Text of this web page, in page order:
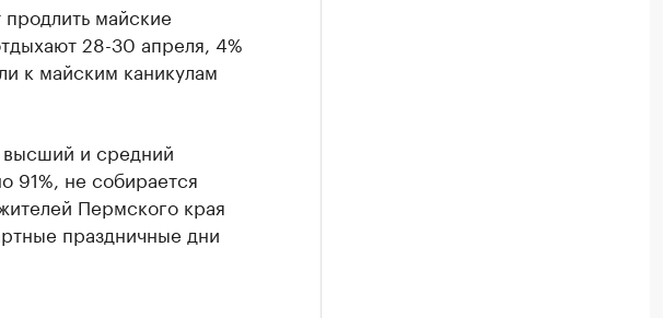
майские
28-30 апреля, 4%
к майским каникулам
и средний
91%, не собирается
Пермского края
праздничные дни